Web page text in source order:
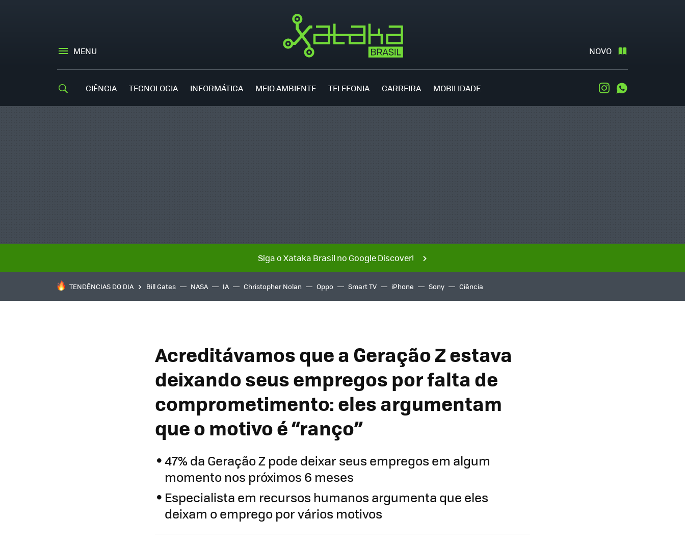
MENU NOVO
CIÊNCIA TECNOLOGIA INFORMÁTICA MEIO AMBIENTE TELEFONIA CARREIRA MOBILIDADE Instagram
Siga o Xataka Brasil no Google Discover!
TENDÊNCIAS DO DIA Bill Gates NASA IA Christopher Nolan Oppo Smart TV iPhone Sony Ciência
Acreditávamos que a Geração Z estava
deixando seus empregos por falta de
comprometimento: eles argumentam
que o motivo é “ranço”
47% da Geração Z pode deixar seus empregos em algum
momento nos próximos 6 meses
Especialista em recursos humanos argumenta que eles
deixam o emprego por vários motivos